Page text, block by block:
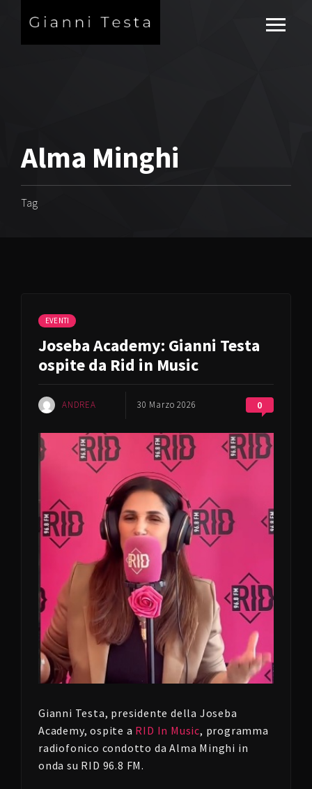
Alma Minghi
Tag
EVENTI
Joseba Academy: Gianni Testa
ospite da Rid in Music
ANDREA 30 Marzo 2026 0
Gianni Testa, presidente della Joseba
Academy, ospite a RID In Music, programma
radiofonico condotto da Alma Minghi in
onda su RID 96.8 FM.